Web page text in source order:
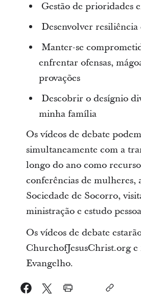
Gestão de prioridades
Desenvolver
Manter-se
enfrentar ofensas,
provações
Descobrir o desígnio
minha família
Os vídeos de debate
simultaneamente com a
longo do ano como
conferências de mulheres,
Sociedade de Socorro,
ministração e estudo
Os vídeos de debate
ChurchofJesusChrist.org
Evangelho.